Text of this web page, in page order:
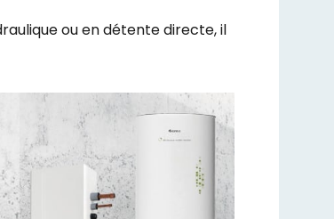
ou en détente directe, il